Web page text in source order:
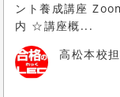
ント養成講座
内 ☆講座概...
高松本校